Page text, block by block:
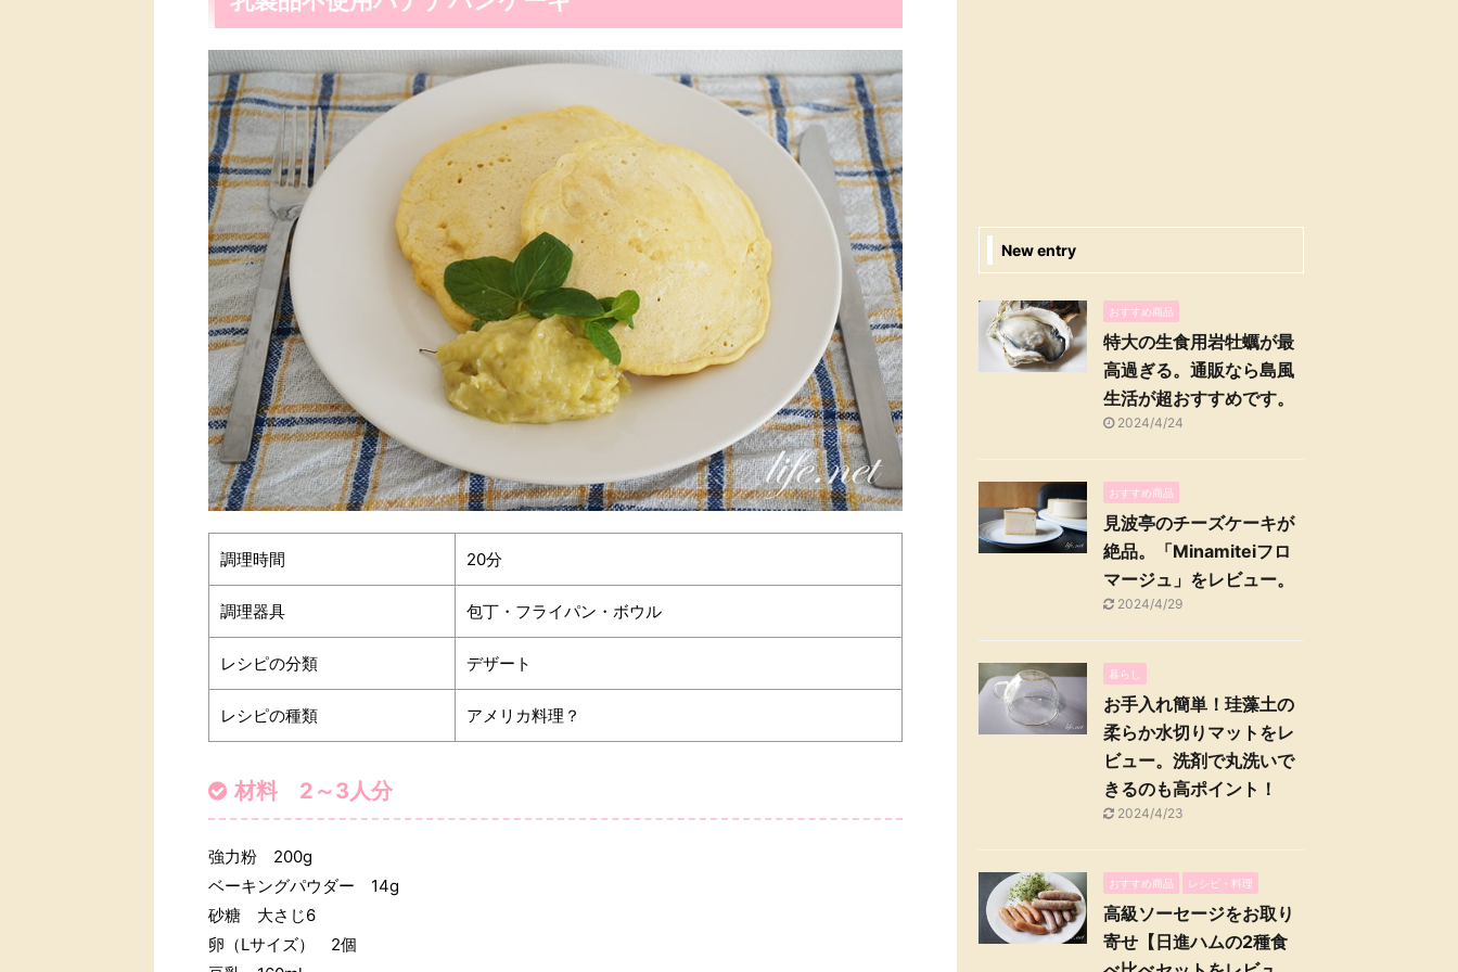
調理時間 20分
調理器具 包丁・フライパン・ボウル
レシピの分類 デザート
レシピの種類 アメリカ料理？
材料 2～3人分
強力粉 200g
ベーキングパウダー 14g
砂糖 大さじ6
卵（Lサイズ） 2個
New entry
おすすめ商品
特大の生食用岩牡蠣が最
高過ぎる。通販なら島風
生活が超おすすめです。
2024/4/24
おすすめ商品
見波亭のチーズケーキが
絶品。「Minamiteiフロ
マージュ」をレビュー。
2024/4/29
暮らし
お手入れ簡単！珪藻土の
柔らか水切りマットをレ
ビュー。洗剤で丸洗いで
きるのも高ポイント！
2024/4/23
おすすめ商品 レシピ・料理
高級ソーセージをお取り
寄せ【日進ハムの2種食